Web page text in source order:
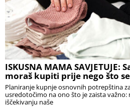
ISKUSNA MAMA SAVJETUJE:
moraš kupiti prije nego što
Planiranje kupnje osnovnih potrepština
usredotočimo na ono što je zaista
iščekivanju naše